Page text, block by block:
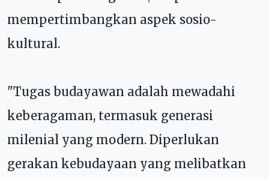
mempertimbangkan aspek sosio-
kultural.
"Tugas budayawan adalah mewadahi
keberagaman, termasuk generasi
milenial yang modern. Diperlukan
gerakan kebudayaan yang melibatkan